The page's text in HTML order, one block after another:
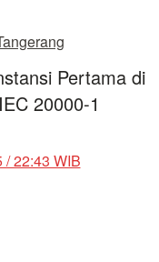
Pertama di
20000-1
/ 22:43 WIB